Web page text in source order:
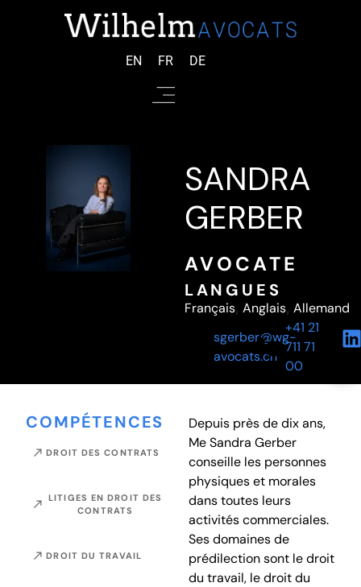
EN FR DE
SANDRA
GERBER
AVOCATE
LANGUES
Français, Anglais, Allemand
sgerber@wg-
avocats.ch
+41 21
711 71
00
COMPÉTENCES
DROIT DES CONTRATS
LITIGES EN DROIT DES
CONTRATS
DROIT DU TRAVAIL
Depuis près de dix ans,
Me Sandra Gerber
conseille les personnes
physiques et morales
dans toutes leurs
activités commerciales.
Ses domaines de
prédilection sont le droit
du travail, le droit du